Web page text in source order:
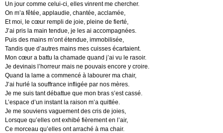
Un jour comme celui-ci, elles vinrent me chercher.
On m’a fêtée, applaudie, chantée, acclamée,
Et moi, le cœur rempli de joie, pleine de fierté,
J’ai pris la main tendue, je les ai accompagnées.
Puis des mains m’ont étendue, immobilisée,
Tandis que d’autres mains mes cuisses écartaient.
Mon cœur a battu la chamade quand j’ai vu le rasoir.
Je devinais l’horreur mais ne pouvais encore y croire.
Quand la lame a commencé à labourer ma chair,
J’ai hurlé la souffrance infligée par nos mères.
Je me suis tant débattue que mon bras s’est cassé.
L’espace d’un instant la raison m’a quittée.
Je me souviens vaguement des cris de joies,
Lorsque qu’elles ont exhibé fièrement en l’air,
Ce morceau qu’elles ont arraché à ma chair.